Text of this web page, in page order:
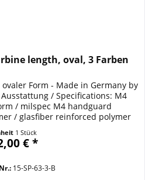
length, oval, 3 Farben
Form - Made in Germany by
/ Specifications: M4
/ milspec M4 handguard
/ glasfiber reinforced polymer
/ double heatshield
dark earth brown, foliage...
1 Stück
€ *
15-SP-63-3-B